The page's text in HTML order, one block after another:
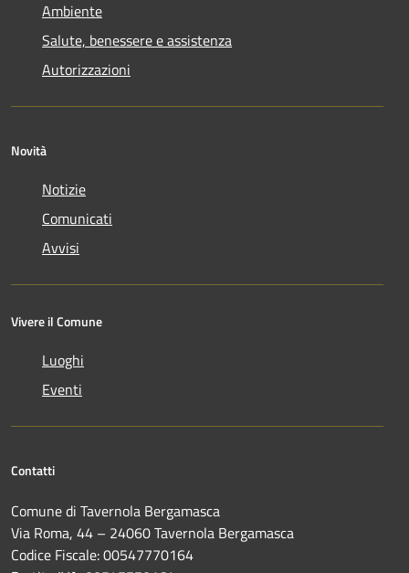
Ambiente
Salute, benessere e assistenza
Autorizzazioni
Novità
Notizie
Comunicati
Avvisi
Vivere il Comune
Luoghi
Eventi
Contatti
Comune di Tavernola Bergamasca
Via Roma, 44 – 24060 Tavernola Bergamasca
Codice Fiscale: 00547770164